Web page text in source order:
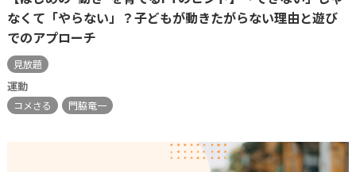
なくて「やらない」？子どもが動きたがらない理由と遊び
でのアプローチ
見放題
運動
コメさる 門脇竜一